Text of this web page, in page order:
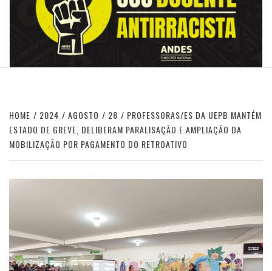
HOME 2024 AGOSTO 28
PROFESSORAS/ES DA UEPB MANTÉM
ESTADO DE GREVE, DELIBERAM PARALISAÇÃO E AMPLIAÇÃO DA
MOBILIZAÇÃO POR PAGAMENTO DO RETROATIVO